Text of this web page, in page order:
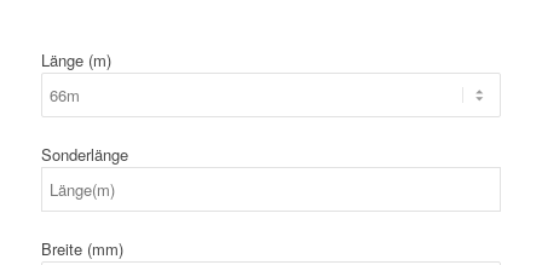
Länge (m)
Sonderlänge
Breite (mm)